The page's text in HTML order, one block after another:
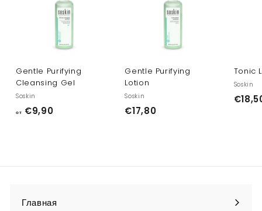
Gentle Purifying
Cleansing Gel
Soskin
от €9,90о
,
Gentle Purifying
Lotion
Soskin
€17,80€
8
Tonic
Soskin
Главная